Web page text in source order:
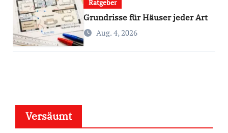
Ratgeber
Grundrisse für Häuser jeder Art
Aug. 4, 2026
Versäumt